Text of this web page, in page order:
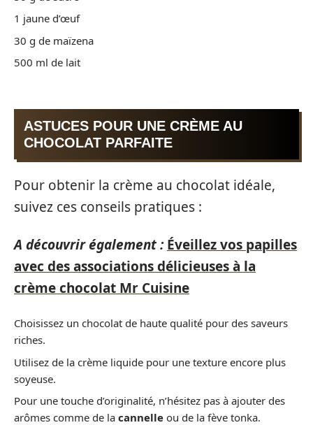
1 jaune d’œuf
30 g de maïzena
500 ml de lait
ASTUCES POUR UNE CRÈME AU
CHOCOLAT PARFAITE
Pour obtenir la crème au chocolat idéale,
suivez ces conseils pratiques :
A découvrir également : Éveillez vos papilles
avec des associations délicieuses à la
crème chocolat Mr Cuisine
Choisissez un chocolat de haute qualité pour des saveurs
riches.
Utilisez de la crème liquide pour une texture encore plus
soyeuse.
Pour une touche d’originalité, n’hésitez pas à ajouter des
arômes comme de la cannelle ou de la fève tonka.